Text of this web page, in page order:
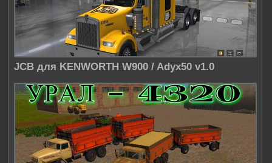
JCB для KENWORTH W900 / Adyx50 v1.0